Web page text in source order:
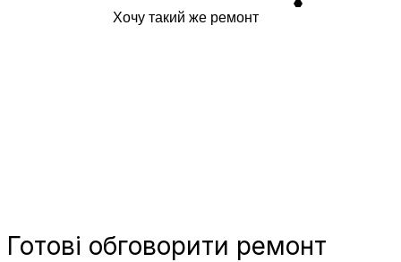
Хочу такий же ремонт
Готові обговорити ремонт